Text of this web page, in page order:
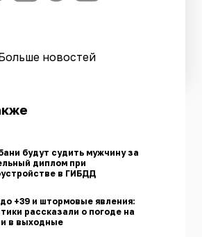
новостей
будут судить мужчину за
диплом при
в ГИБДД
+39 и штормовые явления:
рассказали о погоде на
в выходные